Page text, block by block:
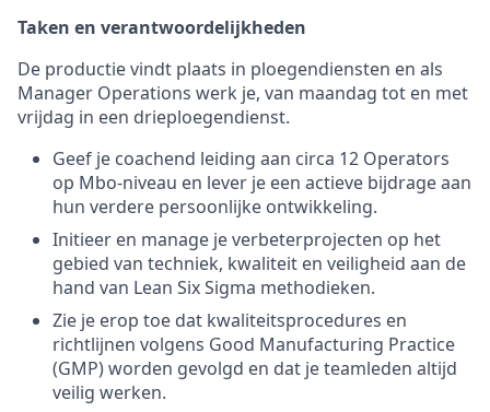
Taken en verantwoordelijkheden
De productie vindt plaats in ploegendiensten en als
Manager Operations werk je, van maandag tot en met
vrijdag in een drieploegendienst.
Geef je coachend leiding aan circa 12 Operators
op Mbo-niveau en lever je een actieve bijdrage aan
hun verdere persoonlijke ontwikkeling.
Initieer en manage je verbeterprojecten op het
gebied van techniek, kwaliteit en veiligheid aan de
hand van Lean Six Sigma methodieken.
Zie je erop toe dat kwaliteitsprocedures en
richtlijnen volgens Good Manufacturing Practice
(GMP) worden gevolgd en dat je teamleden altijd
veilig werken.